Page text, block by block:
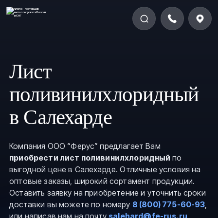
Лист
поливинилхлоридный
в Салехарде
Компания ООО “Ферус” предлагает Вам
приобрести лист поливинилхлоридный по
выгодной цене в Салехарде. Отличные условия на
оптовые заказы, широкий сортамент продукции.
Оставить заявку на приобретение и уточнить сроки
доставки вы можете по номеру 8 (800) 775-60-93,